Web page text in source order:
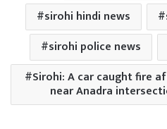
sirohi hindi news
sirohi police news
Sirohi: A car caught fire
near Anadra